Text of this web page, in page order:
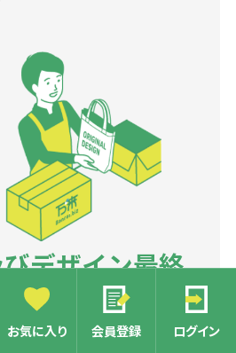
お気に入り 会員登録 ログイン
デザイン最終
にて量産開始